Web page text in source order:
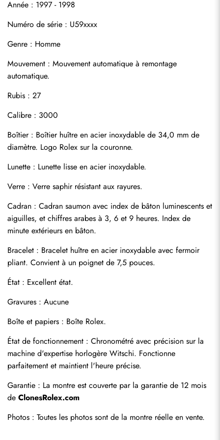
Année : 1997 - 1998
Numéro de série : U59xxxx
Genre : Homme
Mouvement : Mouvement automatique à remontage
automatique.
Rubis : 27
Calibre : 3000
Boîtier : Boîtier huître en acier inoxydable de 34,0 mm de
diamètre. Logo Rolex sur la couronne.
Lunette : Lunette lisse en acier inoxydable.
Verre : Verre saphir résistant aux rayures.
Cadran : Cadran saumon avec index de bâton luminescents et
aiguilles, et chiffres arabes à 3, 6 et 9 heures. Index de
minute extérieurs en bâton.
Bracelet : Bracelet huître en acier inoxydable avec fermoir
pliant. Convient à un poignet de 7,5 pouces.
État : Excellent état.
Gravures : Aucune
Boîte et papiers : Boîte Rolex.
État de fonctionnement : Chronométré avec précision sur la
machine d'expertise horlogère Witschi. Fonctionne
parfaitement et maintient l'heure précise.
Garantie : La montre est couverte par la garantie de 12 mois
de ClonesRolex.com
Photos : Toutes les photos sont de la montre réelle en vente.
Envoyer